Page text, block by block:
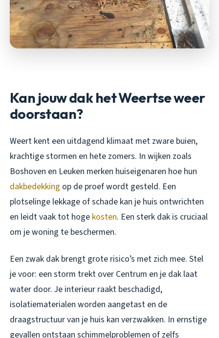
Kan jouw dak het Weertse weer
doorstaan?
Weert kent een uitdagend klimaat met zware buien,
krachtige stormen en hete zomers. In wijken zoals
Boshoven en Leuken merken huiseigenaren hoe hun
dakbedekking op de proef wordt gesteld. Een
plotselinge lekkage of schade kan je huis ontwrichten
en leidt vaak tot hoge kosten. Een sterk dak is cruciaal
om je woning te beschermen.
Een zwak dak brengt grote risico’s met zich mee. Stel
je voor: een storm trekt over Centrum en je dak laat
water door. Je interieur raakt beschadigd,
isolatiematerialen worden aangetast en de
draagstructuur van je huis kan verzwakken. In ernstige
gevallen ontstaan schimmelproblemen of zelfs